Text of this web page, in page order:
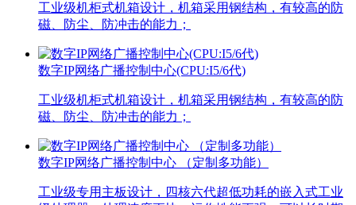
工业级机柜式机箱设计，机箱采用钢结构，有较高的防
磁、防尘、防冲击的能力；
数字IP网络广播控制中心(CPU:I5/6代)
工业级机柜式机箱设计，机箱采用钢结构，有较高的防
磁、防尘、防冲击的能力；
数字IP网络广播控制中心 （定制多功能）
工业级专用主板设计，四核六代超低功耗的嵌入式工业